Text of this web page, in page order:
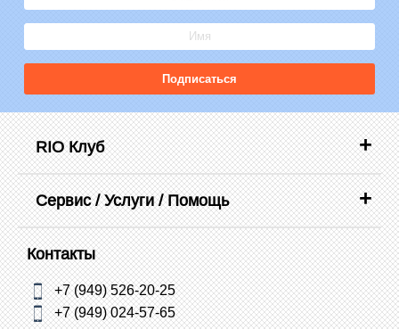
Подписаться
RIO Клуб
Сервис / Услуги / Помощь
Контакты
+7 (949) 526-20-25
+7 (949) 024-57-65